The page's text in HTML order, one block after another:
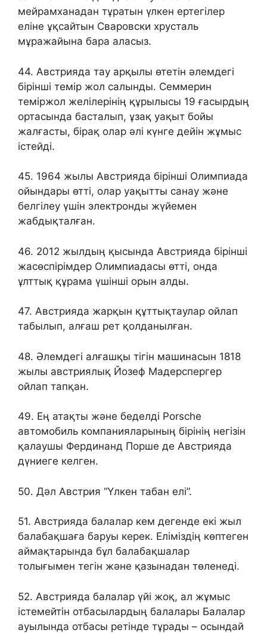
мейрамханадан тұратын үлкен ертегілер
еліне ұқсайтын Сваровски хрусталь
мұражайына бара аласыз.
44. Австрияда тау арқылы өтетін әлемдегі
бірінші темір жол салынды. Семмерин
теміржол желілерінің құрылысы 19 ғасырдың
ортасында басталып, ұзақ уақыт бойы
жалғасты, бірақ олар әлі күнге дейін жұмыс
істейді.
45. 1964 жылы Австрияда бірінші Олимпиада
ойындары өтті, олар уақытты санау және
белгілеу үшін электронды жүйемен
жабдықталған.
46. 2012 жылдың қысында Австрияда бірінші
жасөспірімдер Олимпиадасы өтті, онда
ұлттық құрама үшінші орын алды.
47. Австрияда жарқын құттықтаулар ойлап
табылып, алғаш рет қолданылған.
48. Әлемдегі алғашқы тігін машинасын 1818
жылы австриялық Йозеф Мадерспергер
ойлап тапқан.
49. Ең атақты және беделді Porsche
автомобиль компанияларының бірінің негізін
қалаушы Фердинанд Порше де Австрияда
дүниеге келген.
50. Дәл Австрия “Үлкен табан елі”.
51. Австрияда балалар кем дегенде екі жыл
балабақшаға баруы керек. Еліміздің көптеген
аймақтарында бұл балабақшалар
толығымен тегін және қазынадан төленеді.
52. Австрияда балалар үйі жоқ, ал жұмыс
істемейтін отбасылардың балалары Балалар
ауылында отбасы ретінде тұрады – осындай